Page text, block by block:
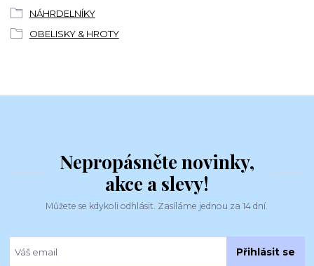
NÁHRDELNÍKY
OBELISKY & HROTY
Nepropásněte novinky,
akce a slevy!
Můžete se kdykoli odhlásit. Zasíláme jednou za 14 dní.
Přihlásit se